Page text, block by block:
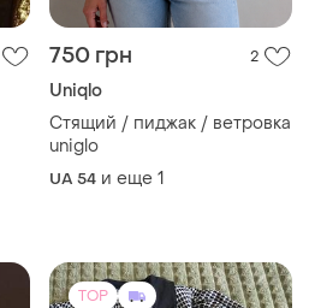
750 грн 2
Uniqlo
Стящий / пиджак / ветровка
uniglo
UA 54 и еще 1
TOP